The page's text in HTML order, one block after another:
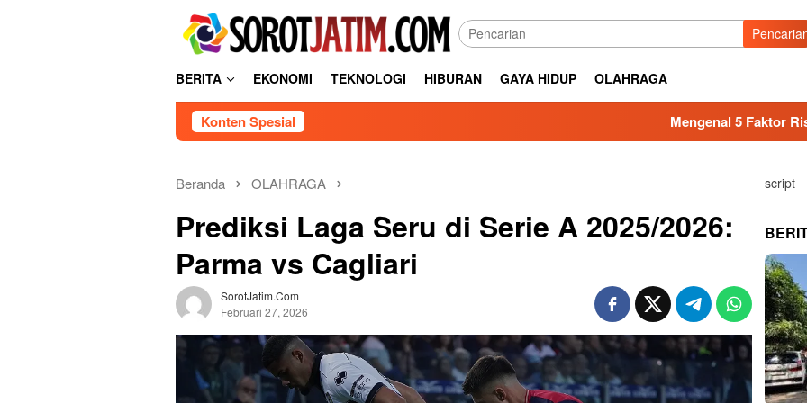
BERITA EKONOMI TEKNOLOGI HIBURAN GAYA HIDUP OLAHRAGA
Konten Spesial Mengenal 5 Faktor Risiko
Beranda OLAHRAGA
Prediksi Laga Seru di Serie A 2025/2026:
Parma vs Cagliari
SorotJatim.com
Februari 27, 2026
script